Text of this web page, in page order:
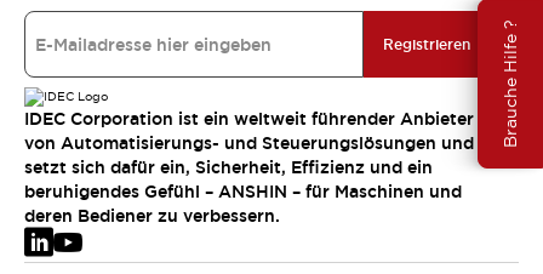
Brauche Hilfe ?
Registrieren
IDEC Corporation ist ein weltweit führender Anbieter
von Automatisierungs- und Steuerungslösungen und
setzt sich dafür ein, Sicherheit, Effizienz und ein
beruhigendes Gefühl – ANSHIN – für Maschinen und
deren Bediener zu verbessern.